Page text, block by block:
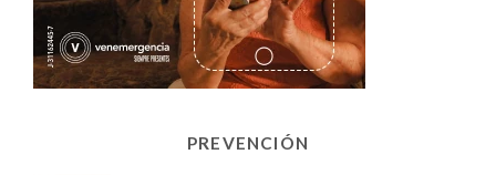
PREVENCIÓN